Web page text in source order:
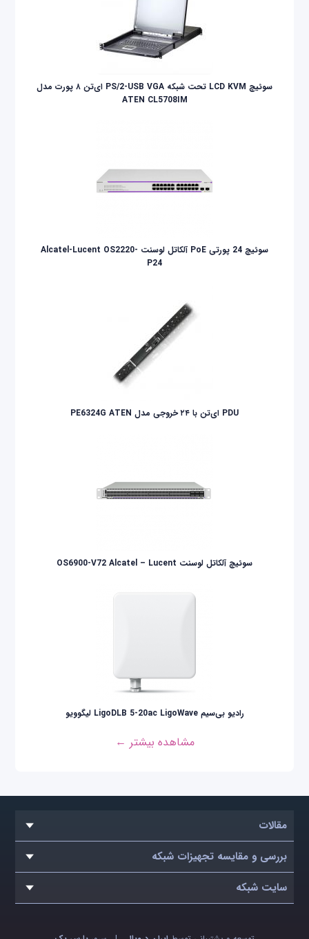
سوئيچ LCD KVM تحت شبکه PS/2-USB VGA ای‌تن ۸ پورت مدل
ATEN CL5708IM
سوئیچ 24 پورتی PoE آلکاتل لوسنت Alcatel-Lucent OS2220-
P24
PDU ای‌تن با ۲۴ خروجی مدل PE6324G ATEN
سوئیچ آلکاتل لوسنت OS6900-V72 Alcatel – Lucent
رادیو بی‌سیم LigoDLB 5-20ac LigoWave لیگوویو
مشاهده بیشتر ←
مقالات
بررسی و مقایسه تجهیزات شبکه
سایت شبکه